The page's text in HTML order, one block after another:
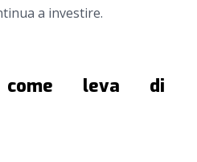
a investire.
come leva di